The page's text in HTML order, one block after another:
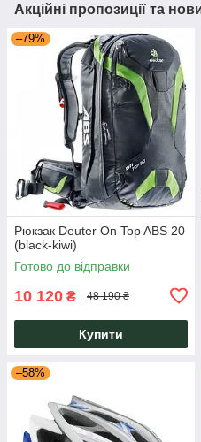
Акційні пропозиції та
–79%
Рюкзак Deuter On Top ABS 20
(black-kiwi)
Готово до відправки
10 120 ₴ 48 190 ₴
Купити
–58%